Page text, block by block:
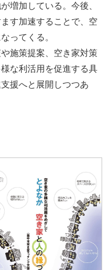
増加している。今後、
す加速することで、空
ってくる。
施策提案、空き家対策
な利活用を促進する具
援へと展開しつつあ